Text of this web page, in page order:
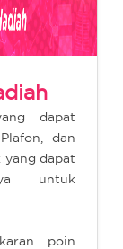
dapat
dan
yang dapat
untuk
poin